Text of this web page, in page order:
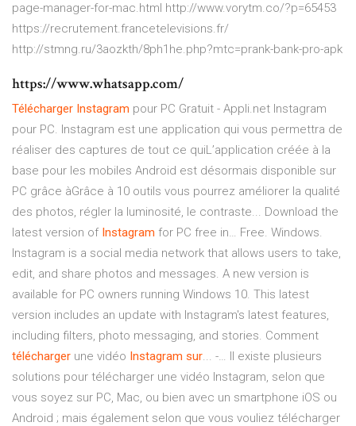
page-manager-for-mac.html http://www.vorytm.co/?p=65453
https://recrutement.francetelevisions.fr/
http://stmng.ru/3aozkth/8ph1he.php?mtc=prank-bank-pro-apk
https://www.whatsapp.com/
Télécharger Instagram pour PC Gratuit - Appli.net Instagram
pour PC. Instagram est une application qui vous permettra de
réaliser des captures de tout ce quiL’application créée à la
base pour les mobiles Android est désormais disponible sur
PC grâce àGrâce à 10 outils vous pourrez améliorer la qualité
des photos, régler la luminosité, le contraste... Download the
latest version of Instagram for PC free in… Free. Windows.
Instagram is a social media network that allows users to take,
edit, and share photos and messages. A new version is
available for PC owners running Windows 10. This latest
version includes an update with Instagram's latest features,
including filters, photo messaging, and stories. Comment
télécharger une vidéo Instagram sur... -… Il existe plusieurs
solutions pour télécharger une vidéo Instagram, selon que
vous soyez sur PC, Mac, ou bien avec un smartphone iOS ou
Android ; mais également selon que vous vouliez télécharger